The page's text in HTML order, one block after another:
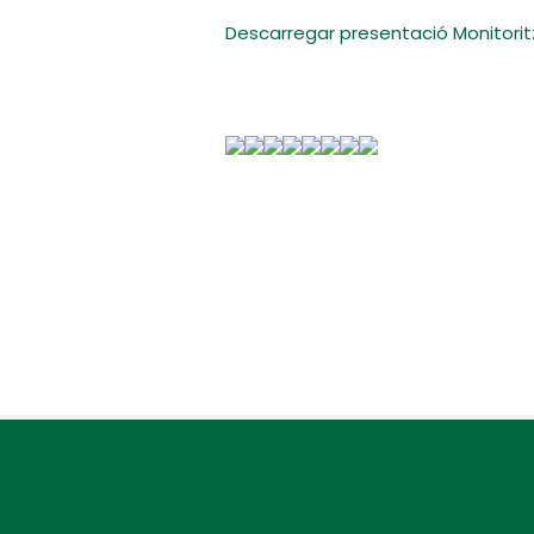
Descarregar presentació